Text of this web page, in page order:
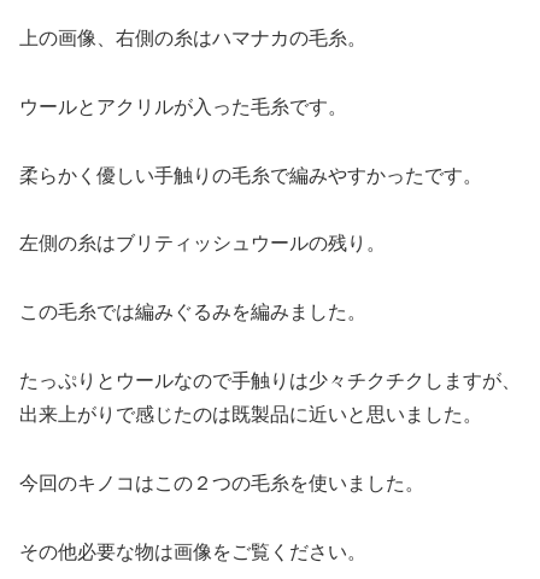
上の画像、右側の糸はハマナカの毛糸。
ウールとアクリルが入った毛糸です。
柔らかく優しい手触りの毛糸で編みやすかったです。
左側の糸はブリティッシュウールの残り。
この毛糸では編みぐるみを編みました。
たっぷりとウールなので手触りは少々チクチクしますが、
出来上がりで感じたのは既製品に近いと思いました。
今回のキノコはこの２つの毛糸を使いました。
その他必要な物は画像をご覧ください。